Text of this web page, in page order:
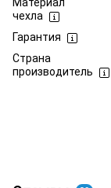
чехла
Гарантия
Страна
производитель